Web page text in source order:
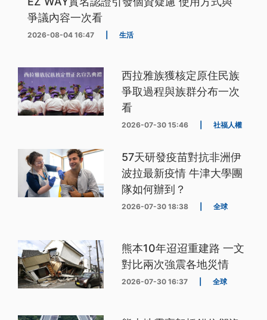
爭議內容一次看
2026-08-04 16:47 生活
西拉雅族獲核定原住民族
爭取過程與族群分布一次
看
2026-07-30 15:46 社福人權
57天研發疫苗對抗非洲伊
波拉最新疫情 牛津大學團
隊如何辦到？
2026-07-30 18:38 全球
熊本10年迢迢重建路 一文
對比兩次強震各地災情
2026-07-30 16:37 全球